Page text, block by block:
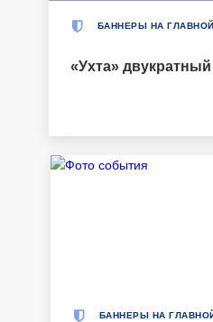
БАННЕРЫ НА ГЛАВНОЙ
«Ухта»
БАННЕРЫ НА